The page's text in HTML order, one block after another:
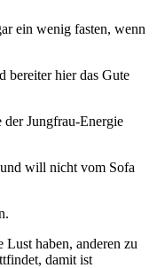
ein wenig fasten, wenn
bereiter hier das Gute
Jungfrau-Energie
will nicht vom Sofa
Lust haben, anderen zu
damit ist